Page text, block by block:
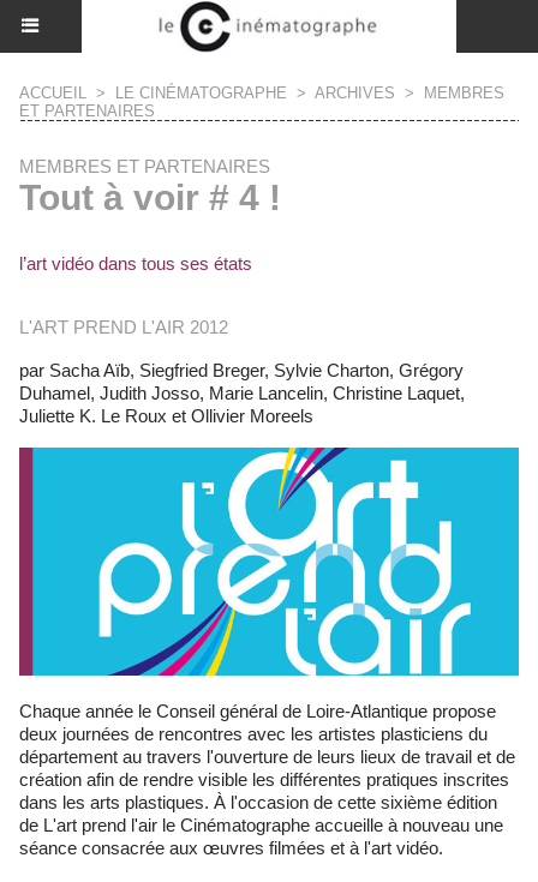
ACCUEIL > LE CINÉMATOGRAPHE > ARCHIVES >
MEMBRES
ET PARTENAIRES
MEMBRES ET PARTENAIRES
Tout à voir # 4 !
l’art vidéo dans tous ses états
L'ART PREND L'AIR 2012
par Sacha Aïb, Siegfried Breger, Sylvie Charton, Grégory
Duhamel, Judith Josso, Marie Lancelin, Christine Laquet,
Juliette K. Le Roux et Ollivier Moreels
Chaque année le Conseil général de Loire-Atlantique propose
deux journées de rencontres avec les artistes plasticiens du
département au travers l'ouverture de leurs lieux de travail et de
création afin de rendre visible les différentes pratiques inscrites
dans les arts plastiques. À l'occasion de cette sixième édition
de L'art prend l'air le Cinématographe accueille à nouveau une
séance consacrée aux œuvres filmées et à l'art vidéo.